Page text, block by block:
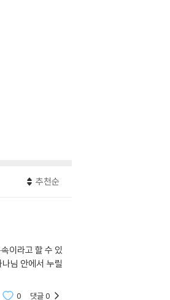
추천순
이라고 할 수 있
님 안에서 누릴
0 댓글0